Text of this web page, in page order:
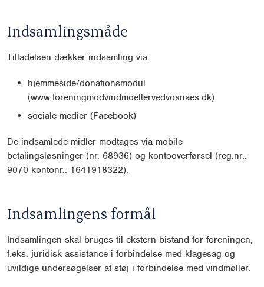
Indsamlingsmåde
Tilladelsen dækker indsamling via
hjemmeside/donationsmodul
(www.foreningmodvindmoellervedvosnaes.dk)
sociale medier (Facebook)
De indsamlede midler modtages via mobile
betalingsløsninger (nr. 68936) og kontooverførsel (reg.nr.:
9070 kontonr.: 1641918322).
Indsamlingens formål
Indsamlingen skal bruges til ekstern bistand for foreningen,
f.eks. juridisk assistance i forbindelse med klagesag og
uvildige undersøgelser af støj i forbindelse med vindmøller.